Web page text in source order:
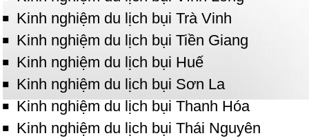
Kinh nghiệm du lịch bụi Trà Vinh
Kinh nghiệm du lịch bụi Tiền Giang
Kinh nghiệm du lịch bụi Huế
Kinh nghiệm du lịch bụi Sơn La
Kinh nghiệm du lịch bụi Thanh Hóa
Kinh nghiệm du lịch bụi Thái Nguyên